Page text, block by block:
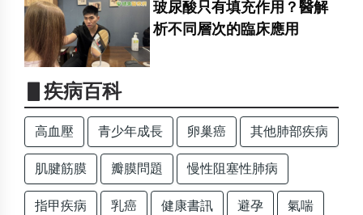
玻尿酸只有填充作用？醫解
析不同層次的臨床應用
▋疾病百科
高血壓 青少年成長 卵巢癌 其他肺部疾病
肌腱筋膜 瓣膜問題 慢性阻塞性肺病
指甲疾病 乳癌 健康書訊 避孕 氣喘